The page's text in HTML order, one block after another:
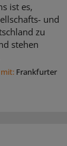
ist es,
und
zu
stehen
Frankfurter